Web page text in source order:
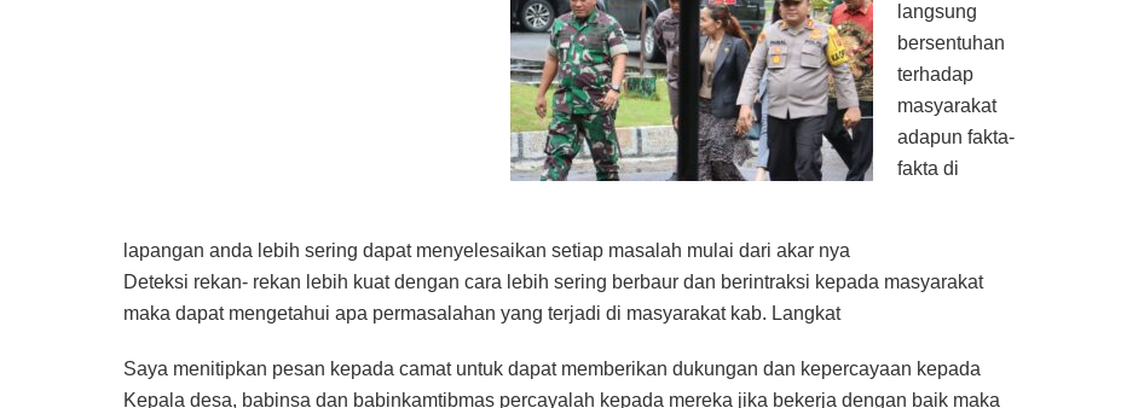
langsung
bersentuhan
terhadap
masyarakat
adapun fakta-
fakta di
lapangan anda lebih sering dapat menyelesaikan setiap masalah mulai dari akar nya
Deteksi rekan- rekan lebih kuat dengan cara lebih sering berbaur dan berintraksi kepada masyarakat
maka dapat mengetahui apa permasalahan yang terjadi di masyarakat kab. Langkat
Saya menitipkan pesan kepada camat untuk dapat memberikan dukungan dan kepercayaan kepada
Kepala desa, babinsa dan babinkamtibmas percayalah kepada mereka jika bekerja dengan baik maka